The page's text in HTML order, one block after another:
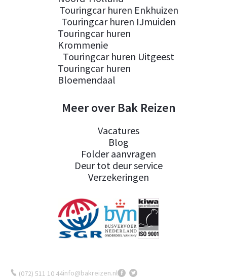
Touringcar huren Enkhuizen
Touringcar huren IJmuiden
Touringcar huren
Krommenie
Touringcar huren Uitgeest
Touringcar huren
Bloemendaal
Meer over Bak Reizen
Vacatures
Blog
Folder aanvragen
Deur tot deur service
Verzekeringen
(072) 511 10 44info@bakreizen.nl